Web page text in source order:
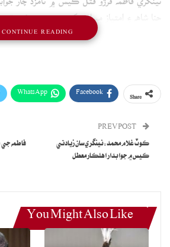
حنا شاھ ۽ امتياز ميراثي کي سخت
ٽوڙ عدالت ۾ پيش ڪيو ويو، جتي
جوابدارن کي 14 ڏينهن جي رمانڊ تي
ڇڏيو. Facebook
WhatsApp
ڪوٽ غلام محمد:نينگري سان زيادتي
ڪيس ۾ جوابدار اهلڪار معطل
فاطمه جي
You Might Also Like